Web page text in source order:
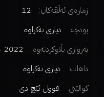
ژمارەی ئەڵقەکان:
12
بودجە:
دیاری نەکراوە
بەرواری بڵاوکردنەوە:
2022-04-06
داهات:
دیاری نەکراوە
کوالێتی:
فوول ئێچ دی